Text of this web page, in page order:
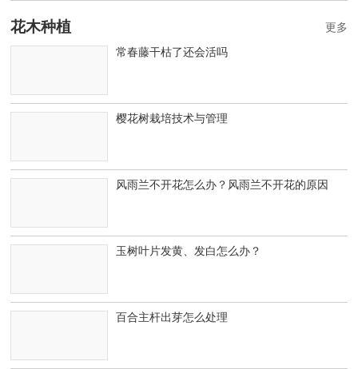
花木种植
常春藤干枯了还会活吗
樱花树栽培技术与管理
风雨兰不开花怎么办？风雨兰不开花的原因
玉树叶片发黄、发白怎么办？
百合主杆出芽怎么处理
更多